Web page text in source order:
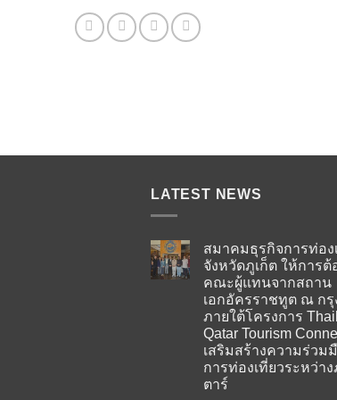
LATEST NEWS
สมาคมธุรกิจการท่อง
จังหวัดภูเก็ต ให้การต้
คณะผู้แทนจากสถาน
เอกอัครราชทูต ณ กรุ
ภายใต้โครงการ
Qatar Tourism
เสริมสร้างความร่วม
การท่องเที่ยวระหว่า
ตาร์